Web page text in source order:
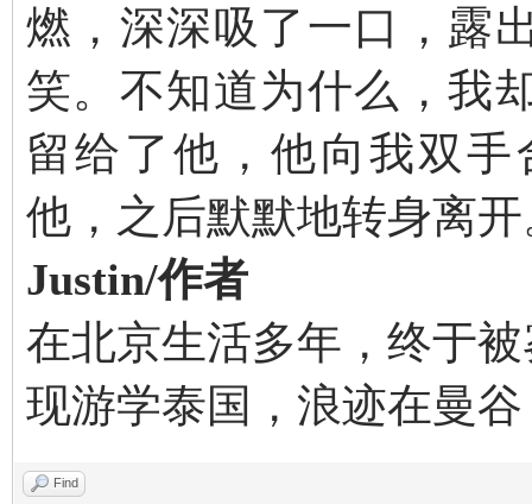
燃，深深吸了一口，露
笑。不知道为什么，我
留给了他，他向我双
他，之后默默地转身离
Justin/作者
在北京生活多年，终于
现游学泰国，浪迹在曼
Find